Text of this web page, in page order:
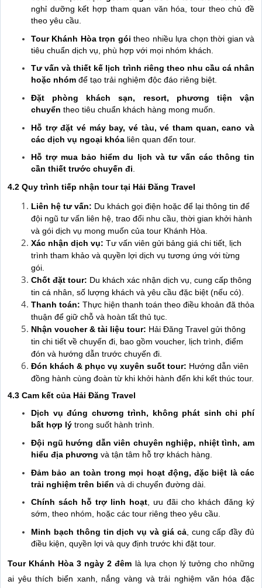
nghỉ dưỡng kết hợp tham quan văn hóa, tour theo chủ đề
theo yêu cầu.
Tour Khánh Hòa trọn gói theo nhiều lựa chọn thời gian và
tiêu chuẩn dịch vụ, phù hợp với mọi nhóm khách.
Tư vấn và thiết kế lịch trình riêng theo nhu cầu cá nhân
hoặc nhóm để tạo trải nghiệm độc đáo riêng biệt.
Đặt phòng khách sạn, resort, phương tiện vận
chuyển theo tiêu chuẩn khách hàng mong muốn.
Hỗ trợ đặt vé máy bay, vé tàu, vé tham quan, cano và
các dịch vụ ngoại khóa liên quan đến tour.
Hỗ trợ mua bảo hiểm du lịch và tư vấn các thông tin
cần thiết trước chuyến đi.
4.2 Quy trình tiếp nhận tour tại Hải Đăng Travel
Liên hệ tư vấn: Du khách gọi điện hoặc để lại thông tin để
đội ngũ tư vấn liên hệ, trao đổi nhu cầu, thời gian khởi hành
và gói dịch vụ mong muốn của tour Khánh Hòa.
Xác nhận dịch vụ: Tư vấn viên gửi bảng giá chi tiết, lịch
trình tham khảo và quyền lợi dịch vụ tương ứng với từng
gói.
Chốt đặt tour: Du khách xác nhận dịch vụ, cung cấp thông
tin cá nhân, số lượng khách và yêu cầu đặc biệt (nếu có).
Thanh toán: Thực hiện thanh toán theo điều khoản đã thỏa
thuận để giữ chỗ và hoàn tất thủ tục.
Nhận voucher & tài liệu tour: Hải Đăng Travel gửi thông
tin chi tiết về chuyến đi, bao gồm voucher, lịch trình, điểm
đón và hướng dẫn trước chuyến đi.
Đón khách & phục vụ xuyên suốt tour: Hướng dẫn viên
đồng hành cùng đoàn từ khi khởi hành đến khi kết thúc tour.
4.3 Cam kết của Hải Đăng Travel
Dịch vụ đúng chương trình, không phát sinh chi phí
bất hợp lý trong suốt hành trình.
Đội ngũ hướng dẫn viên chuyên nghiệp, nhiệt tình, am
hiểu địa phương và tận tâm hỗ trợ khách hàng.
Đảm bảo an toàn trong mọi hoạt động, đặc biệt là các
trải nghiệm trên biển và di chuyển đường dài.
Chính sách hỗ trợ linh hoạt, ưu đãi cho khách đăng ký
sớm, theo nhóm, hoặc các tour riêng theo yêu cầu.
Minh bạch thông tin dịch vụ và giá cả, cung cấp đầy đủ
điều kiện, quyền lợi và quy định trước khi đặt tour.
Tour Khánh Hòa 3 ngày 2 đêm là lựa chọn lý tưởng cho những
ai yêu thích biển xanh, nắng vàng và trải nghiệm văn hóa đặc